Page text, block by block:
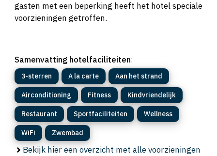
gasten met een beperking heeft het hotel speciale
voorzieningen getroffen.
Samenvatting hotelfaciliteiten:
3-sterren A la carte Aan het strand
Airconditioning Fitness Kindvriendelijk
Restaurant Sportfaciliteiten Wellness
WiFi Zwembad
Bekijk hier een overzicht met alle voorzieningen